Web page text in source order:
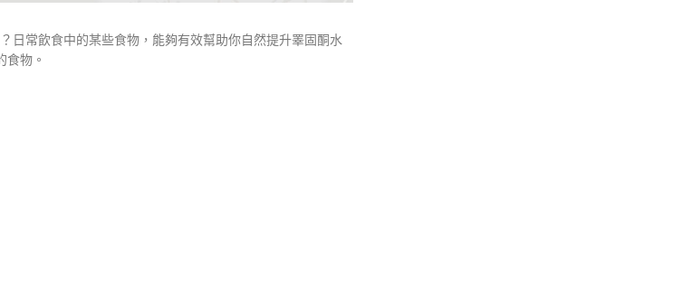
日常飲食中的某些食物，能夠有效幫助你自然提升睪固酮水
物。